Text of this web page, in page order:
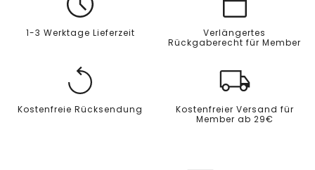
1-3 Werktage Lieferzeit
Verlängertes
Rückgaberecht für Member
Kostenfreie Rücksendung
Kostenfreier Versand für
Member ab 29€